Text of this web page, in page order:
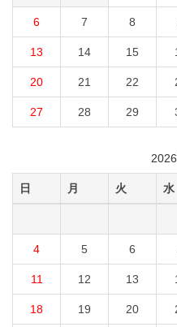
6 7 8
13 14 15
20 21 22
27 28 29
日 月 火 水
4 5 6
11 12 13
18 19 20